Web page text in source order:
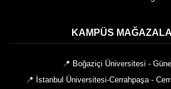
KAMPÜS
📍 Boğaziçi Üniversitesi -
📍 İstanbul Üniversitesi-Cerrahpaşa -